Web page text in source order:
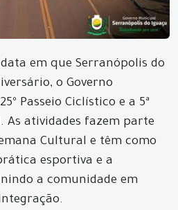
em que Serranópolis do
o Governo
Passeio Ciclístico e a 5ª
As atividades fazem parte
Cultural e têm como
esportiva e a
a comunidade em